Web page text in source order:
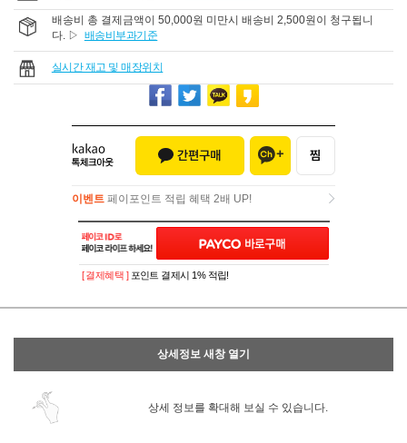
배송비 총 결제금액이 50,000원 미만시 배송비 2,500원이 청구됩니
다. ▷ 배송비부과기준
실시간 재고 및 매장위치
이벤트 페이포인트 적립 혜택 2배 UP!
이벤트페이포인트 적립 혜택 2배 UP!
[ 결제혜택 ] 포인트 결제시 1% 적립!
상세정보 새창 열기
상세 정보를 확대해 보실 수 있습니다.